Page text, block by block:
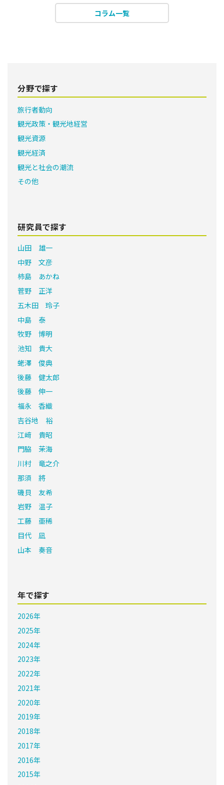
コラム一覧
分野で探す
旅行者動向
観光政策・観光地経営
観光資源
観光経済
観光と社会の潮流
その他
研究員で探す
山田 雄一
中野 文彦
柿島 あかね
菅野 正洋
五木田 玲子
中島 泰
牧野 博明
池知 貴大
蛯澤 俊典
後藤 健太郎
後藤 伸一
福永 香織
吉谷地 裕
江﨑 貴昭
門脇 茉海
川村 竜之介
那須 將
磯貝 友希
岩野 温子
工藤 亜稀
目代 凪
山本 奏音
年で探す
2026年
2025年
2024年
2023年
2022年
2021年
2020年
2019年
2018年
2017年
2016年
2015年